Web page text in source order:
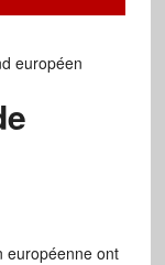
européen
européenne ont